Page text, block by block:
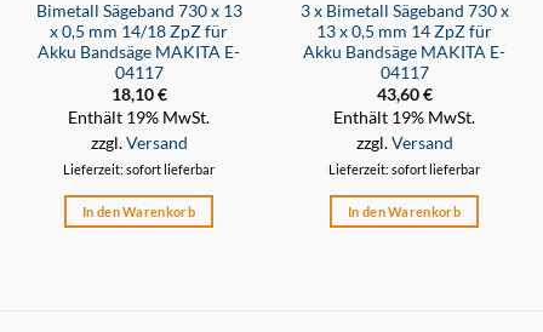
Bimetall Sägeband 730 x 13
x 0,5 mm 14/18 ZpZ für
Akku Bandsäge MAKITA E-
04117
18,10€
Enthält 19% MwSt.
zzgl.Versand
Lieferzeit: sofort lieferbar
In den Warenkorb
3 x Bimetall Sägeband 730 x
13 x 0,5 mm 14 ZpZ für
Akku Bandsäge MAKITA E-
04117
43,60€
Enthält 19% MwSt.
zzgl.Versand
Lieferzeit: sofort lieferbar
In den Warenkorb